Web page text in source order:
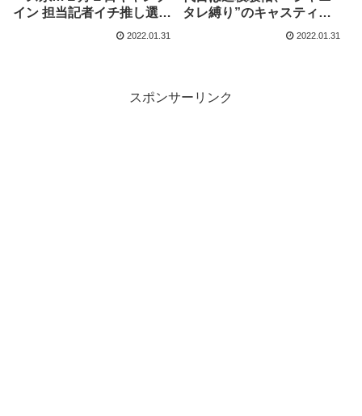
イン 担当記者イチ推し選手
2022.01.31
タレ縛り”のキャスティン
グにナゼ？ の声｜日刊ゲン
2022.01.31
スポンサーリンク